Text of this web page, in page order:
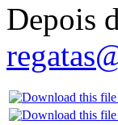
Depois